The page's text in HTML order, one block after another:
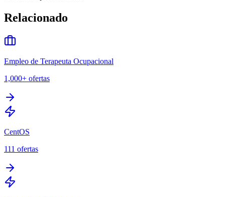
Relacionado
Empleo de Terapeuta Ocupacional
1,000+ ofertas
CentOS
111 ofertas